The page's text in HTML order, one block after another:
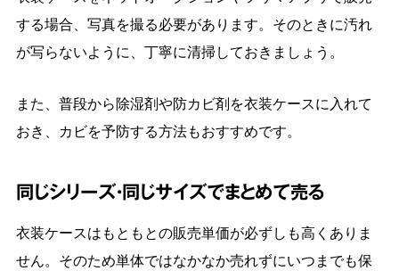
する場合、写真を撮る必要があります。そのときに汚れ
が写らないように、丁寧に清掃しておきましょう。
また、普段から除湿剤や防カビ剤を衣装ケースに入れて
おき、カビを予防する方法もおすすめです。
同じシリーズ・同じサイズでまとめて売る
衣装ケースはもともとの販売単価が必ずしも高くありま
せん。そのため単体ではなかなか売れずにいつまでも保